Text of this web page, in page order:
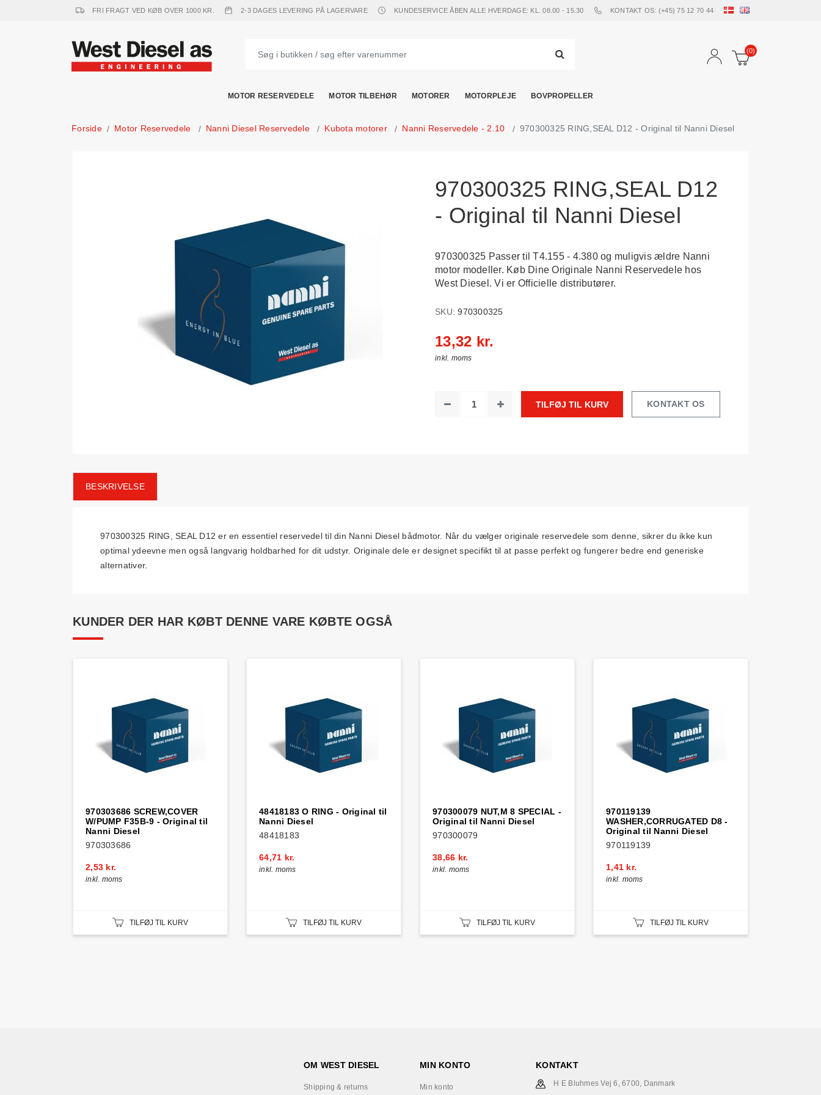
FRI FRAGT VED KØB OVER 1000 KR. 2-3 DAGES LEVERING PÅ LAGERVARE KUNDESERVICE ÅBEN ALLE HVERDAGE: KL. 08.00 - 15.30 KONTAKT OS: (+45) 75 12 70 44
(0)
MOTOR RESERVEDELE MOTOR TILBEHØR MOTORER MOTORPLEJE BOVPROPELLER
Forside Motor Reservedele Nanni Diesel Reservedele Kubota motorer Nanni Reservedele - 2.10 970300325 RING,SEAL D12 - Original til Nanni Diesel
970300325 RING,SEAL D12
- Original til Nanni Diesel
970300325 Passer til T4.155 - 4.380 og muligvis ældre Nanni
motor modeller. Køb Dine Originale Nanni Reservedele hos
West Diesel. Vi er Officielle distributører.
SKU: 970300325
13,32 kr.
inkl. moms
TILFØJ TIL KURV KONTAKT OS
BESKRIVELSE
970300325 RING, SEAL D12 er en essentiel reservedel til din Nanni Diesel bådmotor. Når du vælger originale reservedele som denne, sikrer du ikke kun
optimal ydeevne men også langvarig holdbarhed for dit udstyr. Originale dele er designet specifikt til at passe perfekt og fungerer bedre end generiske
alternativer.
KUNDER DER HAR KØBT DENNE VARE KØBTE OGSÅ
970303686 SCREW,COVER
W/PUMP F35B-9 - Original til
Nanni Diesel
970303686
2,53 kr.
inkl. moms
TILFØJ TIL KURV
48418183 O RING - Original til
Nanni Diesel
48418183
64,71 kr.
inkl. moms
TILFØJ TIL KURV
970300079 NUT,M 8 SPECIAL -
Original til Nanni Diesel
970300079
38,66 kr.
inkl. moms
TILFØJ TIL KURV
970119139
WASHER,CORRUGATED D8 -
Original til Nanni Diesel
970119139
1,41 kr.
inkl. moms
TILFØJ TIL KURV
OM WEST DIESEL
Shipping & returns
MIN KONTO
Min konto
KONTAKT
H E Bluhmes Vej 6, 6700, Danmark